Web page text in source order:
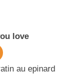
love
au epinard